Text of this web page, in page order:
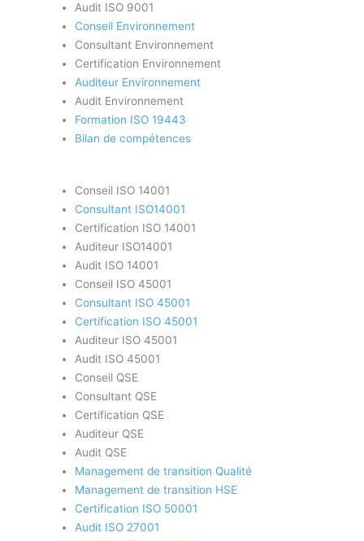
Audit ISO 9001
Conseil Environnement
Consultant Environnement
Certification Environnement
Auditeur Environnement
Audit Environnement
Formation ISO 19443
Bilan de compétences
Conseil ISO 14001
Consultant ISO14001
Certification ISO 14001
Auditeur ISO14001
Audit ISO 14001
Conseil ISO 45001
Consultant ISO 45001
Certification ISO 45001
Auditeur ISO 45001
Audit ISO 45001
Conseil QSE
Consultant QSE
Certification QSE
Auditeur QSE
Audit QSE
Management de transition Qualité
Management de transition HSE
Certification ISO 50001
Audit ISO 27001